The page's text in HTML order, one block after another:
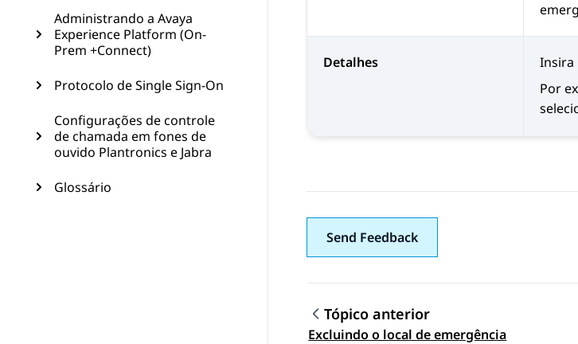
Administrando a Avaya
Experience Platform (On-
Prem +Connect)
Protocolo de Single Sign-On
Configurações de controle
de chamada em fones de
ouvido Plantronics e Jabra
Glossário
Detalhes
Insira
Por
Send Feedback
Tópico anterior
Excluindo o local de emergência